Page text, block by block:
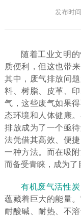
发布时
随着工业文明
质便利，但这也带
其中，废气排放问
料、树脂、皮革、
气，这些废气如果
态环境和人体健康
排放成为了一个亟
法凭借其高效、便
一种方法。而在吸附
而备受青睐，成为了
有机废气活性炭
蕴藏着巨大的能量
耐酸碱、耐热、不